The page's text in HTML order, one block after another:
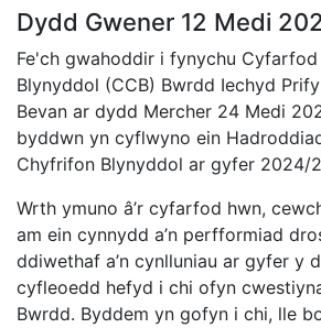
Dydd Gwener 12 Medi
Fe'ch gwahoddir i fynychu
Blynyddol (CCB) Bwrdd Iechyd
Bevan ar dydd Mercher 24 Medi
byddwn yn cyflwyno ein
Chyfrifon Blynyddol ar gyfer 2024/
Wrth ymuno â’r cyfarfod hwn,
am ein cynnydd a’n perfformiad
ddiwethaf a’n cynlluniau ar gyfer y
cyfleoedd hefyd i chi ofyn
Bwrdd. Byddem yn gofyn i chi, lle